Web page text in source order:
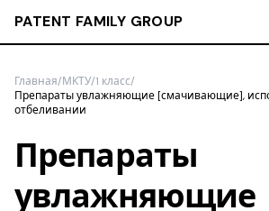
PATENT FAMILY GROUP
Главная/МКТУ/1 класс/
Препараты увлажняющие [смачивающие],
отбеливании
Препараты
увлажняющие